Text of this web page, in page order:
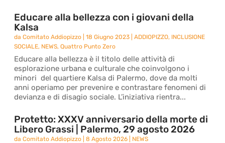
Educare alla bellezza con i giovani della
Kalsa
daComitato Addiopizzo |18 Giugno 2023 |ADDIOPIZZO, INCLUSIONE
SOCIALE, NEWS,Quattro Punto Zero
Educare alla bellezza è il titolo delle attività di
esplorazione urbana e culturale che coinvolgono i
minori del quartiere Kalsa di Palermo, dove da molti
anni operiamo per prevenire e contrastare fenomeni di
devianza e di disagio sociale. L’iniziativa rientra...
Protetto: XXXV anniversario della morte di
Libero Grassi | Palermo, 29 agosto 2026
daComitato Addiopizzo |8 Agosto 2026 NEWS